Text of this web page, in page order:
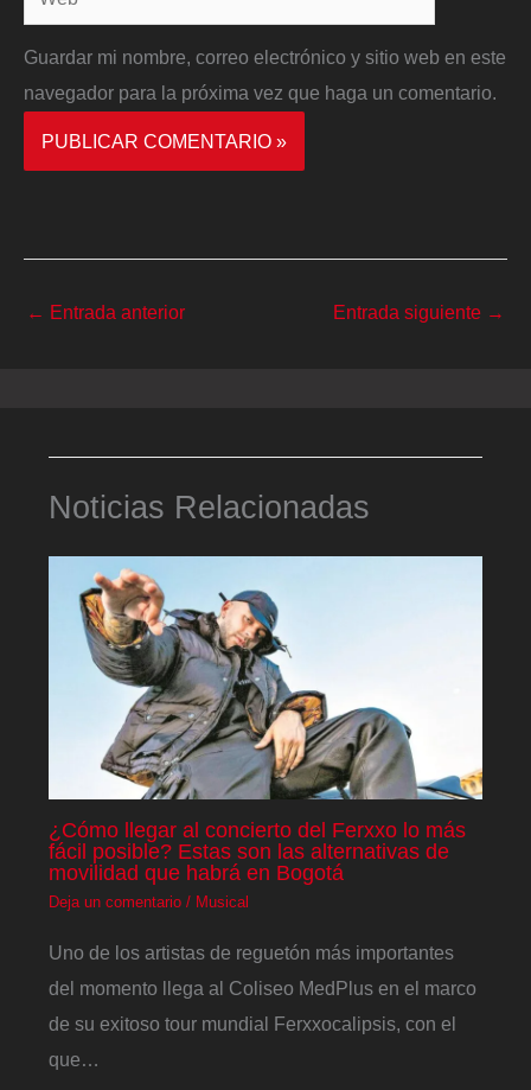
Guardar mi nombre, correo electrónico y sitio web en este
navegador para la próxima vez que haga un comentario.
← Entrada anterior Entrada siguiente →
Noticias Relacionadas
¿Cómo llegar al concierto del Ferxxo lo más
fácil posible? Estas son las alternativas de
movilidad que habrá en Bogotá
Deja un comentario / Musical
Uno de los artistas de reguetón más importantes
del momento llega al Coliseo MedPlus en el marco
de su exitoso tour mundial Ferxxocalipsis, con el
que…